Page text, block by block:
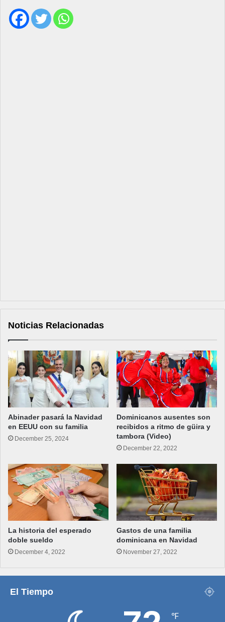
Noticias Relacionadas
Abinader pasará la Navidad
en EEUU con su familia
December 25, 2024
Dominicanos ausentes son
recibidos a ritmo de güira y
tambora (Video)
December 22, 2022
La historia del esperado
doble sueldo
December 4, 2022
Gastos de una familia
dominicana en Navidad
November 27, 2022
El Tiempo
℉